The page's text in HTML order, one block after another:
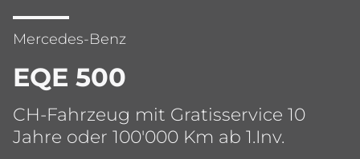
Mercedes-Benz
EQE 500
CH-Fahrzeug mit Gratisservice 10
Jahre oder 100'000 Km ab 1.Inv.